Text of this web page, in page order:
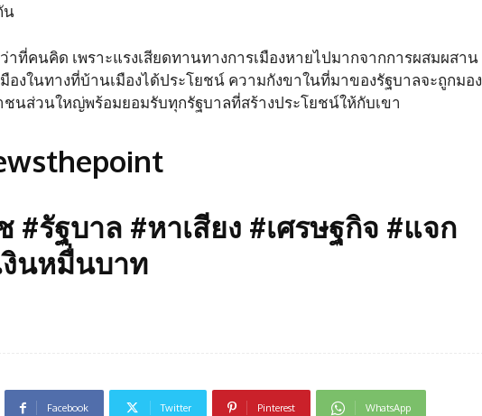
น
ที่คนคิด เพราะแรงเสียดทานทางการเมืองหายไปมากจากการผสมผสาน
งในทางที่บ้านเมืองได้ประโยชน์ ความกังขาในที่มาของรัฐบาลจะถูกมอง
ชนส่วนใหญ่พร้อมยอมรับทุกรัฐบาลที่สร้างประโยชน์ให้กับเขา
รัฐบาล #หาเสียง #เศรษฐกิจ #แจก
งินหมื่นบาท
Facebook Twitter Pinterest WhatsApp